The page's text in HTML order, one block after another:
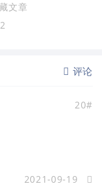
文章
评论
20#
2021-09-19